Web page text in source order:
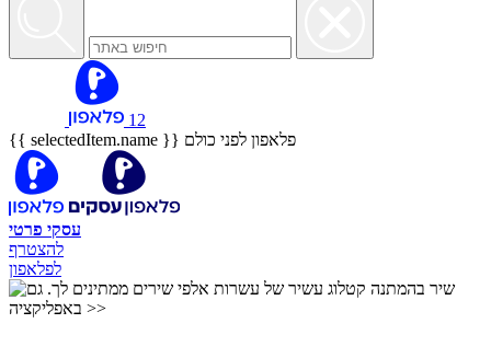
12
{{ selectedItem.name }} פלאפון לפני כולם
עסקי פרטי
להצטרף
לפלאפון